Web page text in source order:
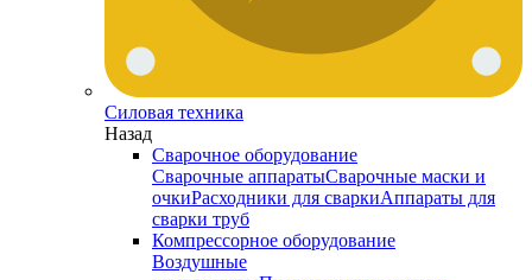
Силовая техника
Назад
Сварочное оборудование
Сварочные аппаратыСварочные маски и
очкиРасходники для сваркиАппараты для
сварки труб
Компрессорное оборудование
Воздушные